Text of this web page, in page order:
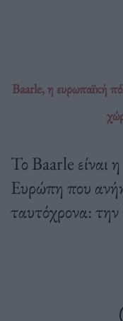
Baarle, η ευρωπαϊκή
Το Baarle είναι
Ευρώπη που
ταυτόχρονα: